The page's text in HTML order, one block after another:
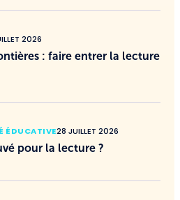
2026
: faire entrer la lecture
ÉDUCATIVE28 JUILLET 2026
pour la lecture ?